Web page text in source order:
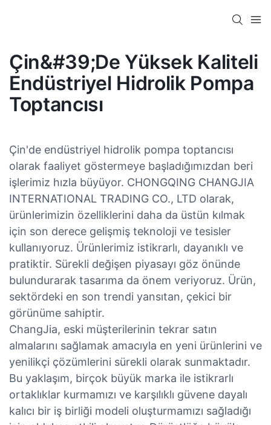
Çin&#39;de Yüksek Kaliteli
Endüstriyel Hidrolik Pompa
Toptancısı
Çin'de endüstriyel hidrolik pompa toptancısı
olarak faaliyet göstermeye başladığımızdan beri
işlerimiz hızla büyüyor. CHONGQING CHANGJIA
INTERNATIONAL TRADING CO., LTD olarak,
ürünlerimizin özelliklerini daha da üstün kılmak
için son derece gelişmiş teknoloji ve tesisler
kullanıyoruz. Ürünlerimiz istikrarlı, dayanıklı ve
pratiktir. Sürekli değişen piyasayı göz önünde
bulundurarak tasarıma da önem veriyoruz. Ürün,
sektördeki en son trendi yansıtan, çekici bir
görünüme sahiptir.
ChangJia, eski müşterilerinin tekrar satın
almalarını sağlamak amacıyla en yeni ürünlerini ve
yenilikçi çözümlerini sürekli olarak sunmaktadır.
Bu yaklaşım, birçok büyük marka ile istikrarlı
ortaklıklar kurmamızı ve karşılıklı güvene dayalı
kalıcı bir iş birliği modeli oluşturmamızı sağladığı